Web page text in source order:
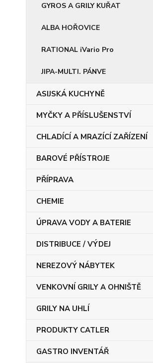
GYROS A GRILY KUŘAT
ALBA HOŘOVICE
RATIONAL iVario Pro
JIPA-MULTI. PÁNVE
ASIJSKÁ KUCHYNĚ
MYČKY A PŘÍSLUŠENSTVÍ
CHLADÍCÍ A MRAZÍCÍ ZAŘÍZENÍ
BAROVÉ PŘÍSTROJE
PŘÍPRAVA
CHEMIE
ÚPRAVA VODY A BATERIE
DISTRIBUCE / VÝDEJ
NEREZOVÝ NÁBYTEK
VENKOVNÍ GRILY A OHNIŠTĚ
GRILY NA UHLÍ
PRODUKTY CATLER
GASTRO INVENTÁŘ